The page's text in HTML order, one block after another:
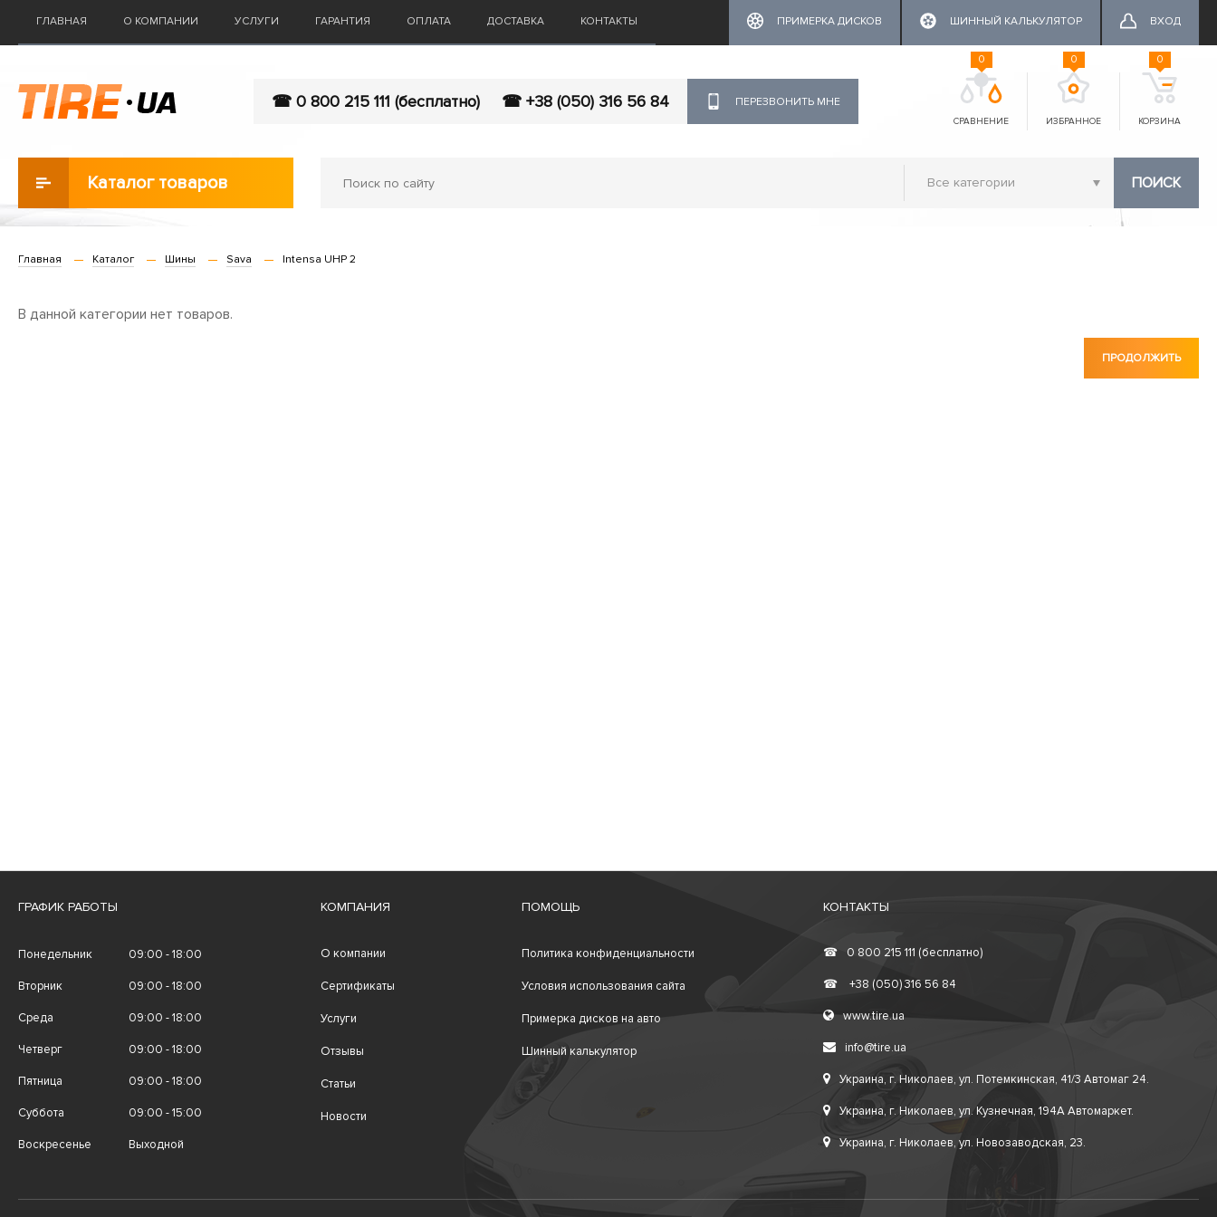
ГЛАВНАЯ О КОМПАНИИ УСЛУГИ ГАРАНТИЯ ОПЛАТА ДОСТАВКА КОНТАКТЫ ПРИМЕРКА ДИСКОВ ШИННЫЙ КАЛЬКУЛЯТОР ВХОД
☎ 0 800 215 111 (бесплатно) ☎ +38 (050) 316 56 84 ПЕРЕЗВОНИТЬ МНЕ
СРАВНЕНИЕ
0
ИЗБРАННОЕ
0
КОРЗИНА
0
Каталог товаров ПОИСК
Главная Каталог Шины Sava Intensa UHP 2
В данной категории нет товаров.
ПРОДОЛЖИТЬ
ГРАФИК РАБОТЫ
Понедельник 09:00 - 18:00
Вторник 09:00 - 18:00
Среда 09:00 - 18:00
Четверг 09:00 - 18:00
Пятница 09:00 - 18:00
Суббота 09:00 - 15:00
Воскресенье Выходной
КОМПАНИЯ
О компании
Сертификаты
Услуги
Отзывы
Статьи
Новости
ПОМОЩЬ
Политика конфиденциальности
Условия использования сайта
Примерка дисков на авто
Шинный калькулятор
КОНТАКТЫ
☎ 0 800 215 111 (бесплатно)
☎ +38 (050) 316 56 84
www.tire.ua
info@tire.ua
Украина, г. Николаев, ул. Потемкинская, 41/3 Автомаг 24.
Украина, г. Николаев, ул. Кузнечная, 194А Автомаркет.
Украина, г. Николаев, ул. Новозаводская, 23.